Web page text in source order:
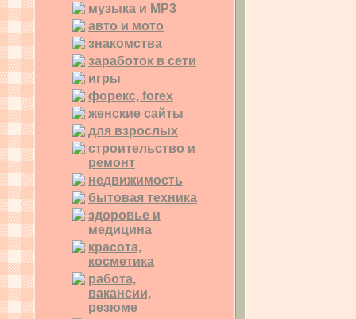
музыка и MP3
авто и мото
знакомства
заработок в сети
игры
форекс, forex
женские сайты
для взрослых
строительство и
ремонт
недвижимость
бытовая техника
здоровье и
медицина
красота,
косметика
работа,
вакансии,
резюме